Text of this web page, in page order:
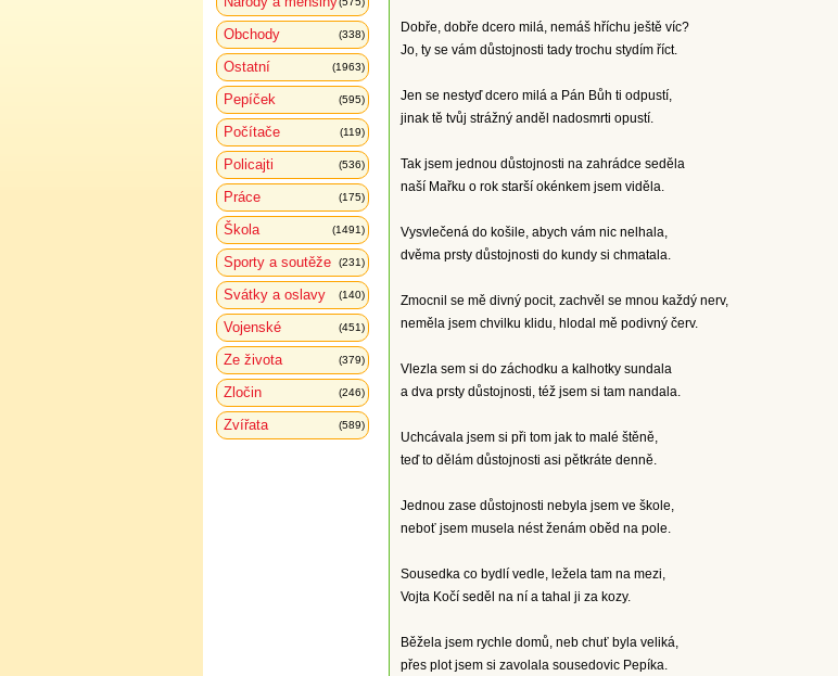
Obchody (338)
Ostatní (1963)
Pepíček (595)
Počítače (119)
Policajti (536)
Práce (175)
Škola (1491)
Sporty a soutěže (231)
Svátky a oslavy (140)
Vojenské (451)
Ze života (379)
Zločin (246)
Zvířata (589)
Dobře, dobře dcero milá, nemáš hříchu ještě víc?
Jo, ty se vám důstojnosti tady trochu stydím říct.
Jen se nestyď dcero milá a Pán Bůh ti odpustí,
jinak tě tvůj strážný anděl nadosmrti opustí.
Tak jsem jednou důstojnosti na zahrádce seděla
naší Mařku o rok starší okénkem jsem viděla.
Vysvlečená do košile, abych vám nic nelhala,
dvěma prsty důstojnosti do kundy si chmatala.
Zmocnil se mě divný pocit, zachvěl se mnou každý nerv,
neměla jsem chvilku klidu, hlodal mě podivný červ.
Vlezla sem si do záchodku a kalhotky sundala
a dva prsty důstojnosti, též jsem si tam nandala.
Uchcávala jsem si při tom jak to malé štěně,
teď to dělám důstojnosti asi pětkráte denně.
Jednou zase důstojnosti nebyla jsem ve škole,
neboť jsem musela nést ženám oběd na pole.
Sousedka co bydlí vedle, ležela tam na mezi,
Vojta Kočí seděl na ní a tahal ji za kozy.
Běžela jsem rychle domů, neb chuť byla veliká,
přes plot jsem si zavolala sousedovic Pepíka.